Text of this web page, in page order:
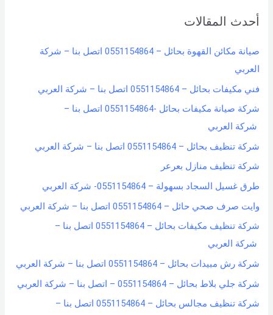
c
f
o
r
:
أحدث المقالات
صيانة مكائن القهوة بحائل – 0551154864 اتصل بنا – شركة
العربي
فني مكيفات بحائل – 0551154864 اتصل بنا – شركة العربي
شركة صيانة مكيفات بحائل -0551154864 اتصل بنا –
شركة العربي
شركة تنظيف بحائل – 0551154864 اتصل بنا – شركة العربي
شركة تنظيف منازل بعرعر
طرق غسيل السجاد بسهولة – 0551154864- شركة العربي
وايت صرف صحي حائل – 0551154864 اتصل بنا – شركة العربي
شركة تنظيف مكيفات بحائل – 0551154864 اتصل بنا –
شركة العربي
شركة رش مبيدات بحائل – 0551154864 اتصل بنا – شركة العربي
شركة جلي بلاط بحائل – 0551154864 – اتصل بنا – شركة العربي
شركة تنظيف مجالس بحائل – 0551154864 اتصل بنا –